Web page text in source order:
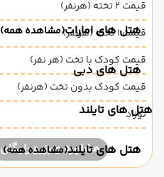
هتل های امارات(مشاهده همه)
هتل های دبی
هتل های تایلند
هتل های تایلند(مشاهده همه)
قیمت 2 تخته (هرنفر)
قیمت 1 تخته (هرنفر)
قیمت کودک با تخت (هر نفر)
قیمت کودک بدون تخت (هرنفر)
نوزاد
مشاوره و رزرو رایگان